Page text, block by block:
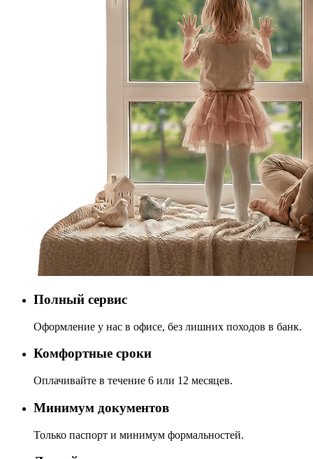
Полный сервис
Оформление у нас в офисе, без лишних походов в банк.
Комфортные сроки
Оплачивайте в течение 6 или 12 месяцев.
Минимум документов
Только паспорт и минимум формальностей.